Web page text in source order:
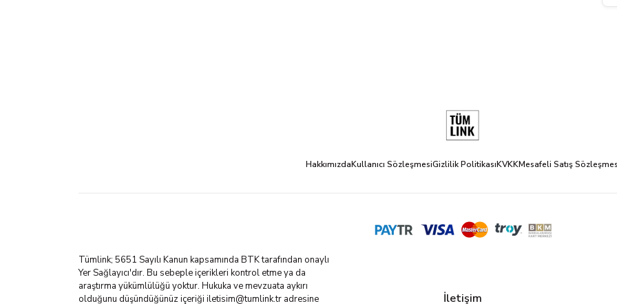
HakkımızdaKullanıcı SözleşmesiGizlilik PolitikasıKVKKMesafeli Satış
Tümlink; 5651 Sayılı Kanun kapsamında BTK tarafından onaylı
Yer Sağlayıcı'dır. Bu sebeple içerikleri kontrol etme ya da
araştırma yükümlülüğü yoktur. Hukuka ve mevzuata aykırı
olduğunu düşündüğünüz içeriği iletisim@tumlink.tr adresine
İletişim